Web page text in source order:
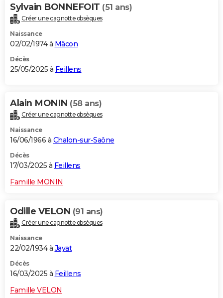
Sylvain BONNEFOIT (51 ans)
Créer une cagnotte obsèques
Naissance
02/02/1974 à Mâcon
Décès
25/05/2025 à Feillens
Alain MONIN (58 ans)
Créer une cagnotte obsèques
Naissance
16/06/1966 à Chalon-sur-Saône
Décès
17/03/2025 à Feillens
Famille MONIN
Odille VELON (91 ans)
Créer une cagnotte obsèques
Naissance
22/02/1934 à Jayat
Décès
16/03/2025 à Feillens
Famille VELON